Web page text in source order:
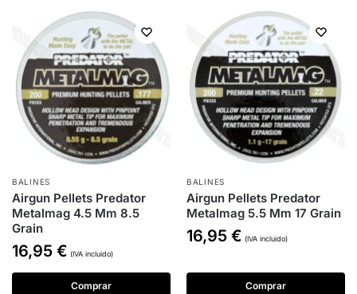
BALINES
Airgun Pellets Predator
Metalmag 4.5 Mm 8.5
Grain
16,95 € (IVA incluido)
Comprar
BALINES
Airgun Pellets Predator
Metalmag 5.5 Mm 17 Grain
16,95 € (IVA incluido)
Comprar